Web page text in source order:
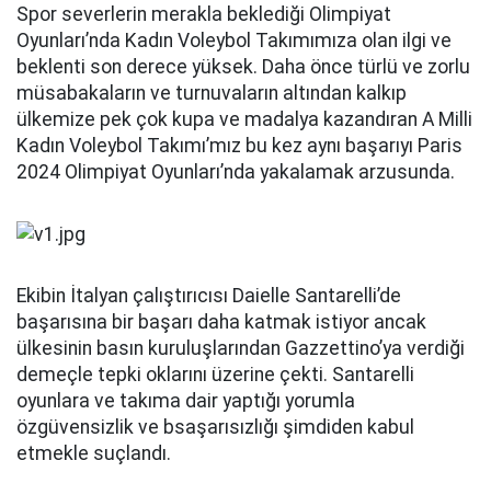
Spor severlerin merakla beklediği Olimpiyat
Oyunları’nda Kadın Voleybol Takımımıza olan ilgi ve
beklenti son derece yüksek. Daha önce türlü ve zorlu
müsabakaların ve turnuvaların altından kalkıp
ülkemize pek çok kupa ve madalya kazandıran A Milli
Kadın Voleybol Takımı’mız bu kez aynı başarıyı Paris
2024 Olimpiyat Oyunları’nda yakalamak arzusunda.
Ekibin İtalyan çalıştırıcısı Daielle Santarelli’de
başarısına bir başarı daha katmak istiyor ancak
ülkesinin basın kuruluşlarından Gazzettino’ya verdiği
demeçle tepki oklarını üzerine çekti. Santarelli
oyunlara ve takıma dair yaptığı yorumla
özgüvensizlik ve bsaşarısızlığı şimdiden kabul
etmekle suçlandı.